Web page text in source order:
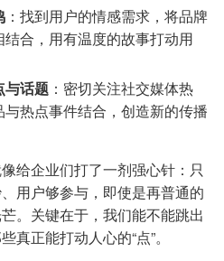
：找到用户的情感需求，将品牌
合，用有温度的故事打动用
与话题 ：密切关注社交媒体热
热点事件结合，创造新的传播
给企业们打了一剂强心针：只
用户够参与，即使是再普通的
。关键在于，我们能不能跳出
真正能打动人心的“点”。